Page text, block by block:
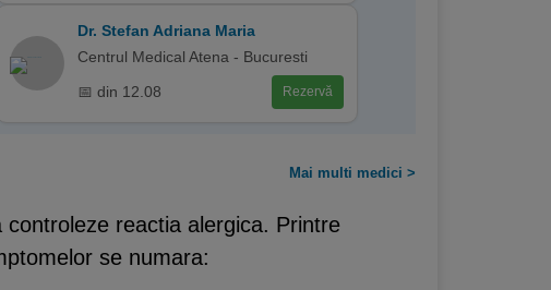
Dr. Stefan Adriana Maria
Centrul Medical Atena - Bucuresti
📅 din 12.08 Rezervă
Mai multi medici >
reactia alergica. Printre
se numara: